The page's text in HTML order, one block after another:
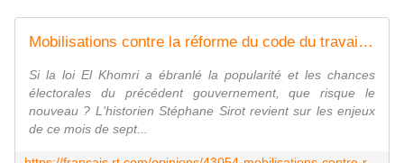
Mobilisations contre la réforme du code du travail : le gouvernement joue-t-il son quinquennat ?
Si la loi El Khomri a ébranlé la popularité et les chances
électorales du précédent gouvernement, que risque le
nouveau ? L'historien Stéphane Sirot revient sur les enjeux
de ce mois de sept...